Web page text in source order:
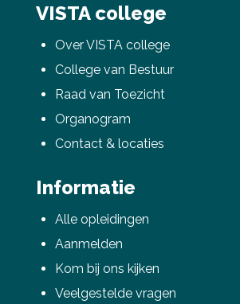
VISTA college
Over VISTA college
College van Bestuur
Raad van Toezicht
Organogram
Contact & locaties
Informatie
Alle opleidingen
Aanmelden
Kom bij ons kijken
Veelgestelde vragen